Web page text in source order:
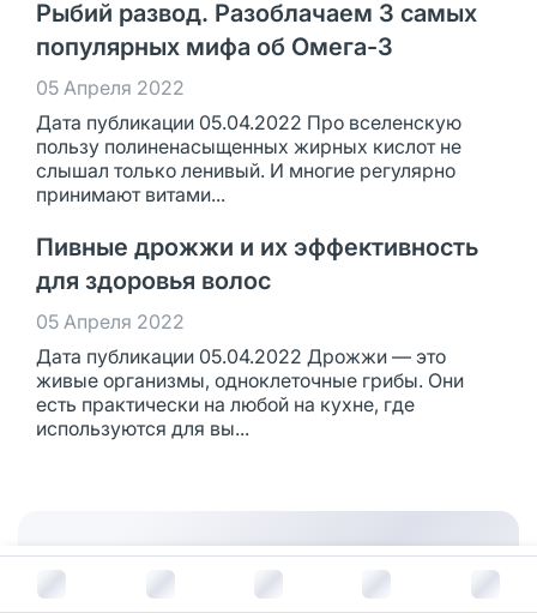
В корзину за
Рыбий развод. Разоблачаем 3 самых
популярных мифа об Омега-3
05 Апреля 2022
Дата публикации 05.04.2022 Про вселенскую
пользу полиненасыщенных жирных кислот не
слышал только ленивый. И многие регулярно
принимают витами...
Пивные дрожжи и их эффективность
для здоровья волос
05 Апреля 2022
Дата публикации 05.04.2022 Дрожжи — это
живые организмы, одноклеточные грибы. Они
есть практически на любой на кухне, где
используются для вы...